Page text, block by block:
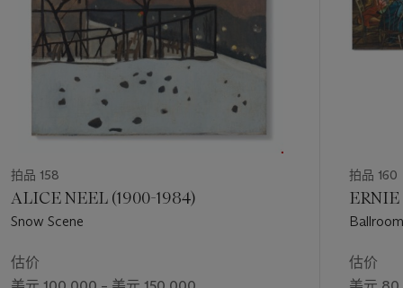
拍品 158
ALICE NEEL (1900-1984)
Snow Scene
估价
拍品 160
ERNIE
估价